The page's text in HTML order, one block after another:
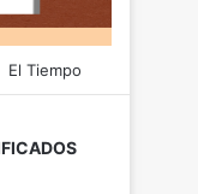
El Tiempo